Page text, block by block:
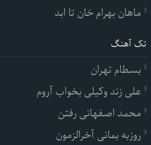
ماهان بهرام خان تا ابد
تک آهنگ
بسطام تهران
علی زند وکیلی بخواب آروم
محمد اصفهانی رفتن
روزبه بمانی آخرالزمون